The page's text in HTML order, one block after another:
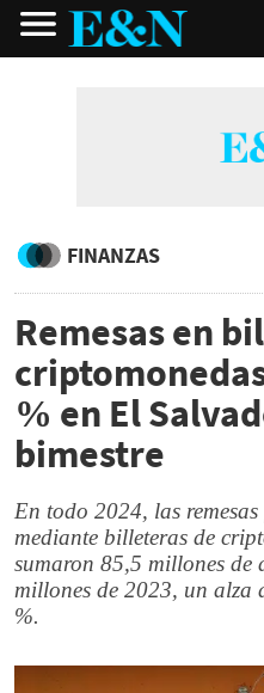
FINANZAS
Remesas en
% en El
bimestre
En todo 2024, las
mediante billeteras de
sumaron 85,5 millones de
millones de 2023, un alza
%.